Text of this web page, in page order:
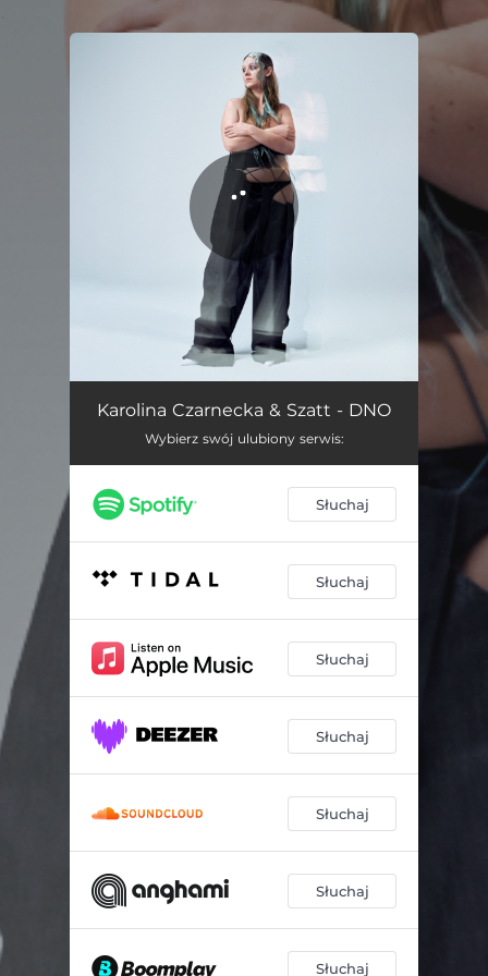
DNO 02:56
Karolina Czarnecka & Szatt - DNO
Wybierz swój ulubiony serwis:
Słuchaj
Słuchaj
Słuchaj
Słuchaj
Słuchaj
Słuchaj
Słuchaj